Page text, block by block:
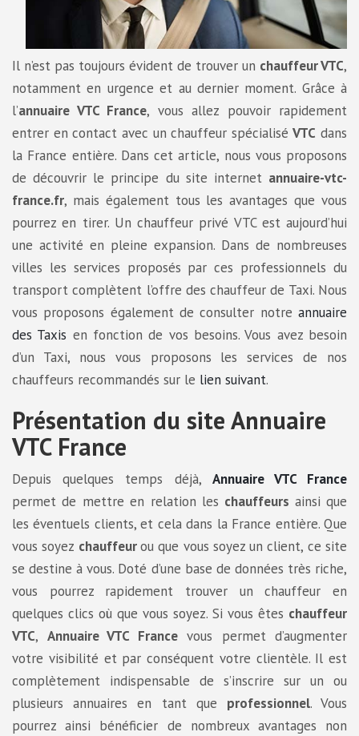
Il n’est pas toujours évident de trouver un chauffeur VTC,
notamment en urgence et au dernier moment. Grâce à
l’annuaire VTC France, vous allez pouvoir rapidement
entrer en contact avec un chauffeur spécialiséVTC dans
la France entière. Dans cet article, nous vous proposons
de découvrir le principe du site internet annuaire-vtc-
france.fr, mais également tous les avantages que vous
pourrez en tirer. Un chauffeur privé VTC est aujourd’hui
une activité en pleine expansion. Dans de nombreuses
villes les services proposés par ces professionnels du
transport complètent l’offre des chauffeur de Taxi. Nous
vous proposons également de consulter notre annuaire
des Taxis en fonction de vos besoins. Vous avez besoin
d’un Taxi, nous vous proposons les services de nos
chauffeurs recommandés sur le lien suivant.
Présentation du site Annuaire
VTC France
Depuis quelques temps déjà, Annuaire VTC France
permet de mettre en relation les chauffeurs ainsi que
les éventuels clients, et cela dans la France entière. Que
vous soyez chauffeurou que vous soyez un client, ce site
se destine à vous. Doté d’une base de données très riche,
vous pourrez rapidement trouver un chauffeur en
quelques clics où que vous soyez. Si vous êtes chauffeur
VTC, Annuaire VTC Francevous permet d’augmenter
votre visibilité et par conséquent votre clientèle. Il est
complètement indispensable de s’inscrire sur un ou
plusieurs annuaires en tant que professionnel. Vous
pourrez ainsi bénéficier de nombreux avantages non